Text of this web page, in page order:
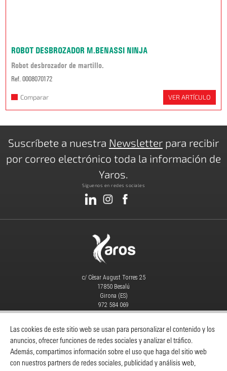
Las cookies de este sitio web se usan para personalizar el contenido y los
anuncios, ofrecer funciones de redes sociales y analizar el tráfico.
Además, compartimos información sobre el uso que haga del sitio web
con nuestros partners de redes sociales, publicidad y análisis web,
ROBOT DESBROZADOR M.BENASSI NINJA
Robot desbrozador de martillo.
Ref. 0008070172
Comparar VER ARTÍCULO
Suscríbete a nuestra Newsletter para recibir
por correo electrónico toda la información de
Yaros.
Síguenos en redes sociales
c/ Cèsar August Torres 25
17850 Besalú
Girona (ES)
972 584 069
MAQUINARIA|CONSUMIBLES|
Catálogos-Despieces Y Manuales-
Servicio Técnico-Noticias-Contacto